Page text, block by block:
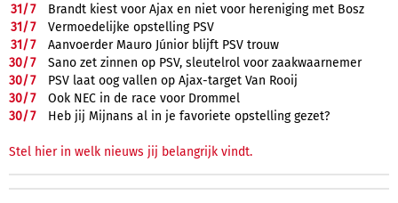
31/7
Brandt kiest voor Ajax en niet voor hereniging met Bosz
31/7
Vermoedelijke opstelling PSV
31/7
Aanvoerder Mauro Júnior blijft PSV trouw
30/7
Sano zet zinnen op PSV, sleutelrol voor zaakwaarnemer
30/7
PSV laat oog vallen op Ajax-target Van Rooij
30/7
Ook NEC in de race voor Drommel
30/7 Heb jij Mijnans al in je favoriete opstelling gezet?
Stel hier in welk nieuws jij belangrijk vindt.